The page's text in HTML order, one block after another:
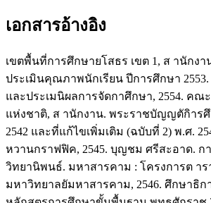
เอกสารอ้างอิง
เขตพื้นที่การศึกษายโสธร เขต 1, ส านักงา
ประเมินคุณภาพนักเรียน ปีการศึกษา
และประเมนิผลการจัดกาศึกษา, 2554. คณ
แห่งชาติ, ส านักงาน. พระราชบัญญตักิาร
2542 และที่แก้ไขเพิ่มเติม (ฉบับที่ 2) พ.ศ.
หวานกราฟฟิค, 2545. บุญชม ศรีสะอาด. ก
วิทยานิพนธ์. มหาสารคาม : โครงการต า
มหาวิทยาลยัมหาสารคาม, 2546. ศึกษาธิก